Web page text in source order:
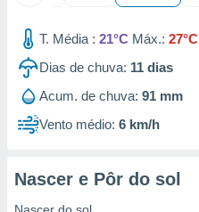
T. Média : 21°C Máx.: 27°C
Dias de chuva: 11 dias
Acum. de chuva: 91 mm
Vento médio: 6 km/h
Nascer e Pôr do sol